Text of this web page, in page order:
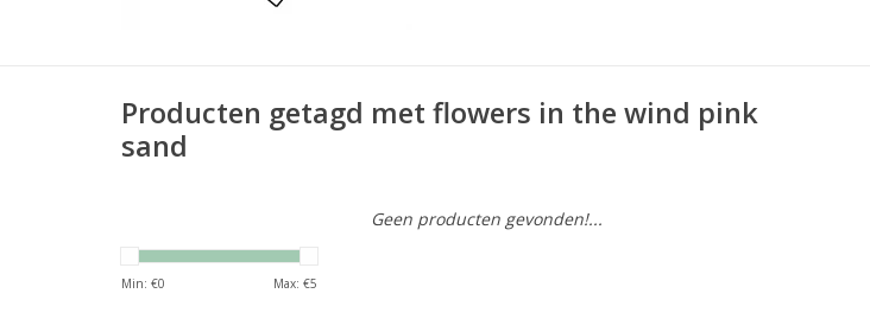
Producten getagd met flowers in the wind pink
sand
Min: €0 Max: €5
Geen producten gevonden!...